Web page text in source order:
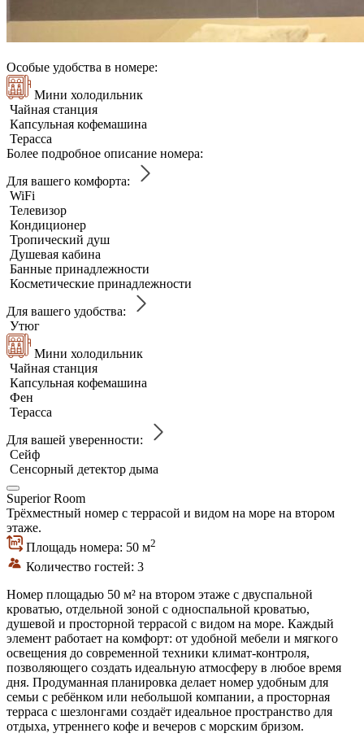
Особые удобства в номере:
Мини холодильник
Чайная станция
Капсульная кофемашина
Терасса
Более подробное описание номера:
Для вашего комфорта:
WiFi
Телевизор
Кондиционер
Тропический душ
Душевая кабина
Банные принадлежности
Косметические принадлежности
Для вашего удобства:
Утюг
Мини холодильник
Чайная станция
Капсульная кофемашина
Фен
Терасса
Для вашей уверенности:
Сейф
Сенсорный детектор дыма
Superior Room
Трёхместный номер с террасой и видом на море на втором
этаже.
Площадь номера: 50 м2
Количество гостей: 3
Номер площадью 50 м² на втором этаже с двуспальной
кроватью, отдельной зоной с односпальной кроватью,
душевой и просторной террасой с видом на море. Каждый
элемент работает на комфорт: от удобной мебели и мягкого
освещения до современной техники климат-контроля,
позволяющего создать идеальную атмосферу в любое время
дня. Продуманная планировка делает номер удобным для
семьи с ребёнком или небольшой компании, а просторная
терраса с шезлонгами создаёт идеальное пространство для
отдыха, утреннего кофе и вечеров с морским бризом.